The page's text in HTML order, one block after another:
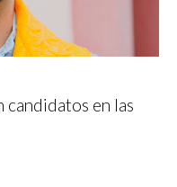
candidatos en las